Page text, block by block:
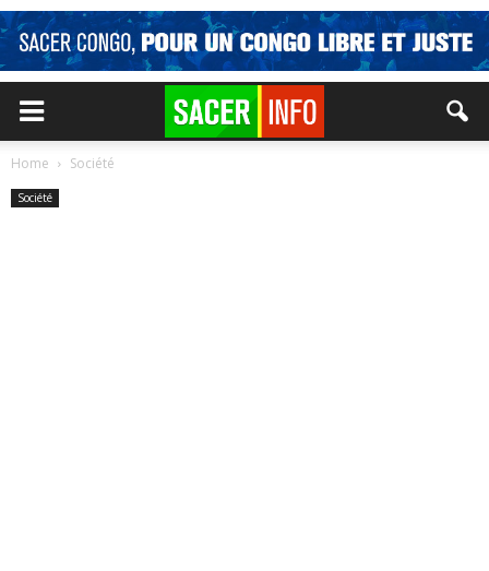
Home Société
Société